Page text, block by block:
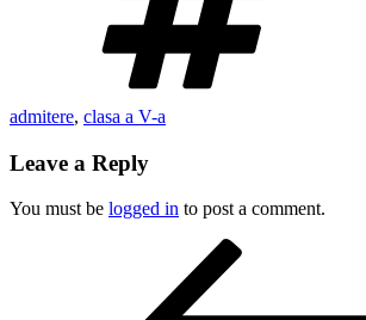
admitere, clasa a V-a
Leave a Reply
You must be logged in to post a comment.